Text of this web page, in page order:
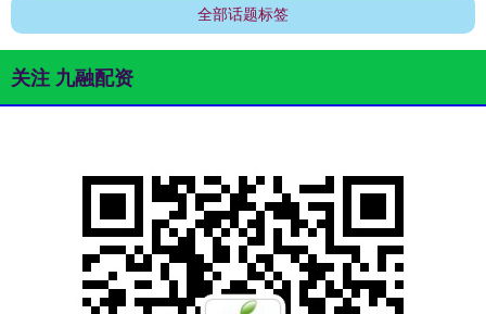
全部话题标签
关注 九融配资